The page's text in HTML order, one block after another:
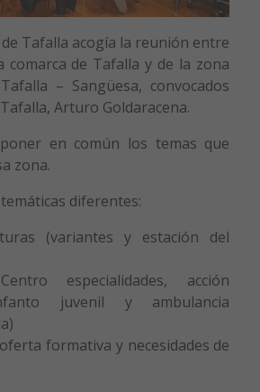
Tafalla acogía la reunión entre
comarca de Tafalla y de la zona
– Sangüesa, convocados
Arturo Goldaracena.
en común los temas que
zona.
diferentes:
(variantes y estación del
especialidades, acción
juvenil y ambulancia
formativa y necesidades de